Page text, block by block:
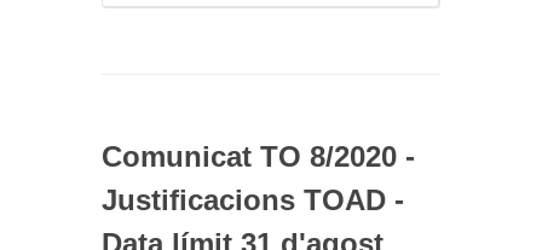
Comunicat TO 8/2020 -
Justificacions TOAD -
Data límit 31 d'agost